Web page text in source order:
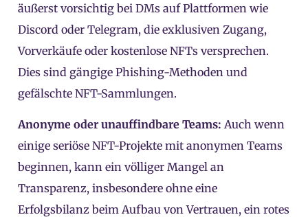
äußerst vorsichtig bei DMs auf Plattformen wie
Discord oder Telegram, die exklusiven Zugang,
Vorverkäufe oder kostenlose NFTs versprechen.
Dies sind gängige Phishing-Methoden und
gefälschte NFT-Sammlungen.
Anonyme oder unauffindbare Teams: Auch wenn
einige seriöse NFT-Projekte mit anonymen Teams
beginnen, kann ein völliger Mangel an
Transparenz, insbesondere ohne eine
Erfolgsbilanz beim Aufbau von Vertrauen, ein rotes